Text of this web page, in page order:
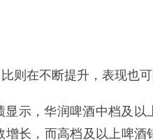
则在不断提升，表现也可
示，华润啤酒中档及以
长，而高档及以上啤酒